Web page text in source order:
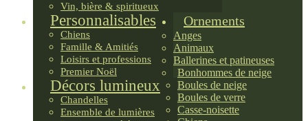
Vin, bière & spiritueux
Personnalisables
Chiens
Famille & Amitiés
Loisirs et professions
Premier Noël
Décors lumineux
Chandelles
Ensemble de lumières
Ornements
Anges
Animaux
Ballerines et patineuses
Bonhommes de neige
Boules de neige
Boules de verre
Casse-noisette